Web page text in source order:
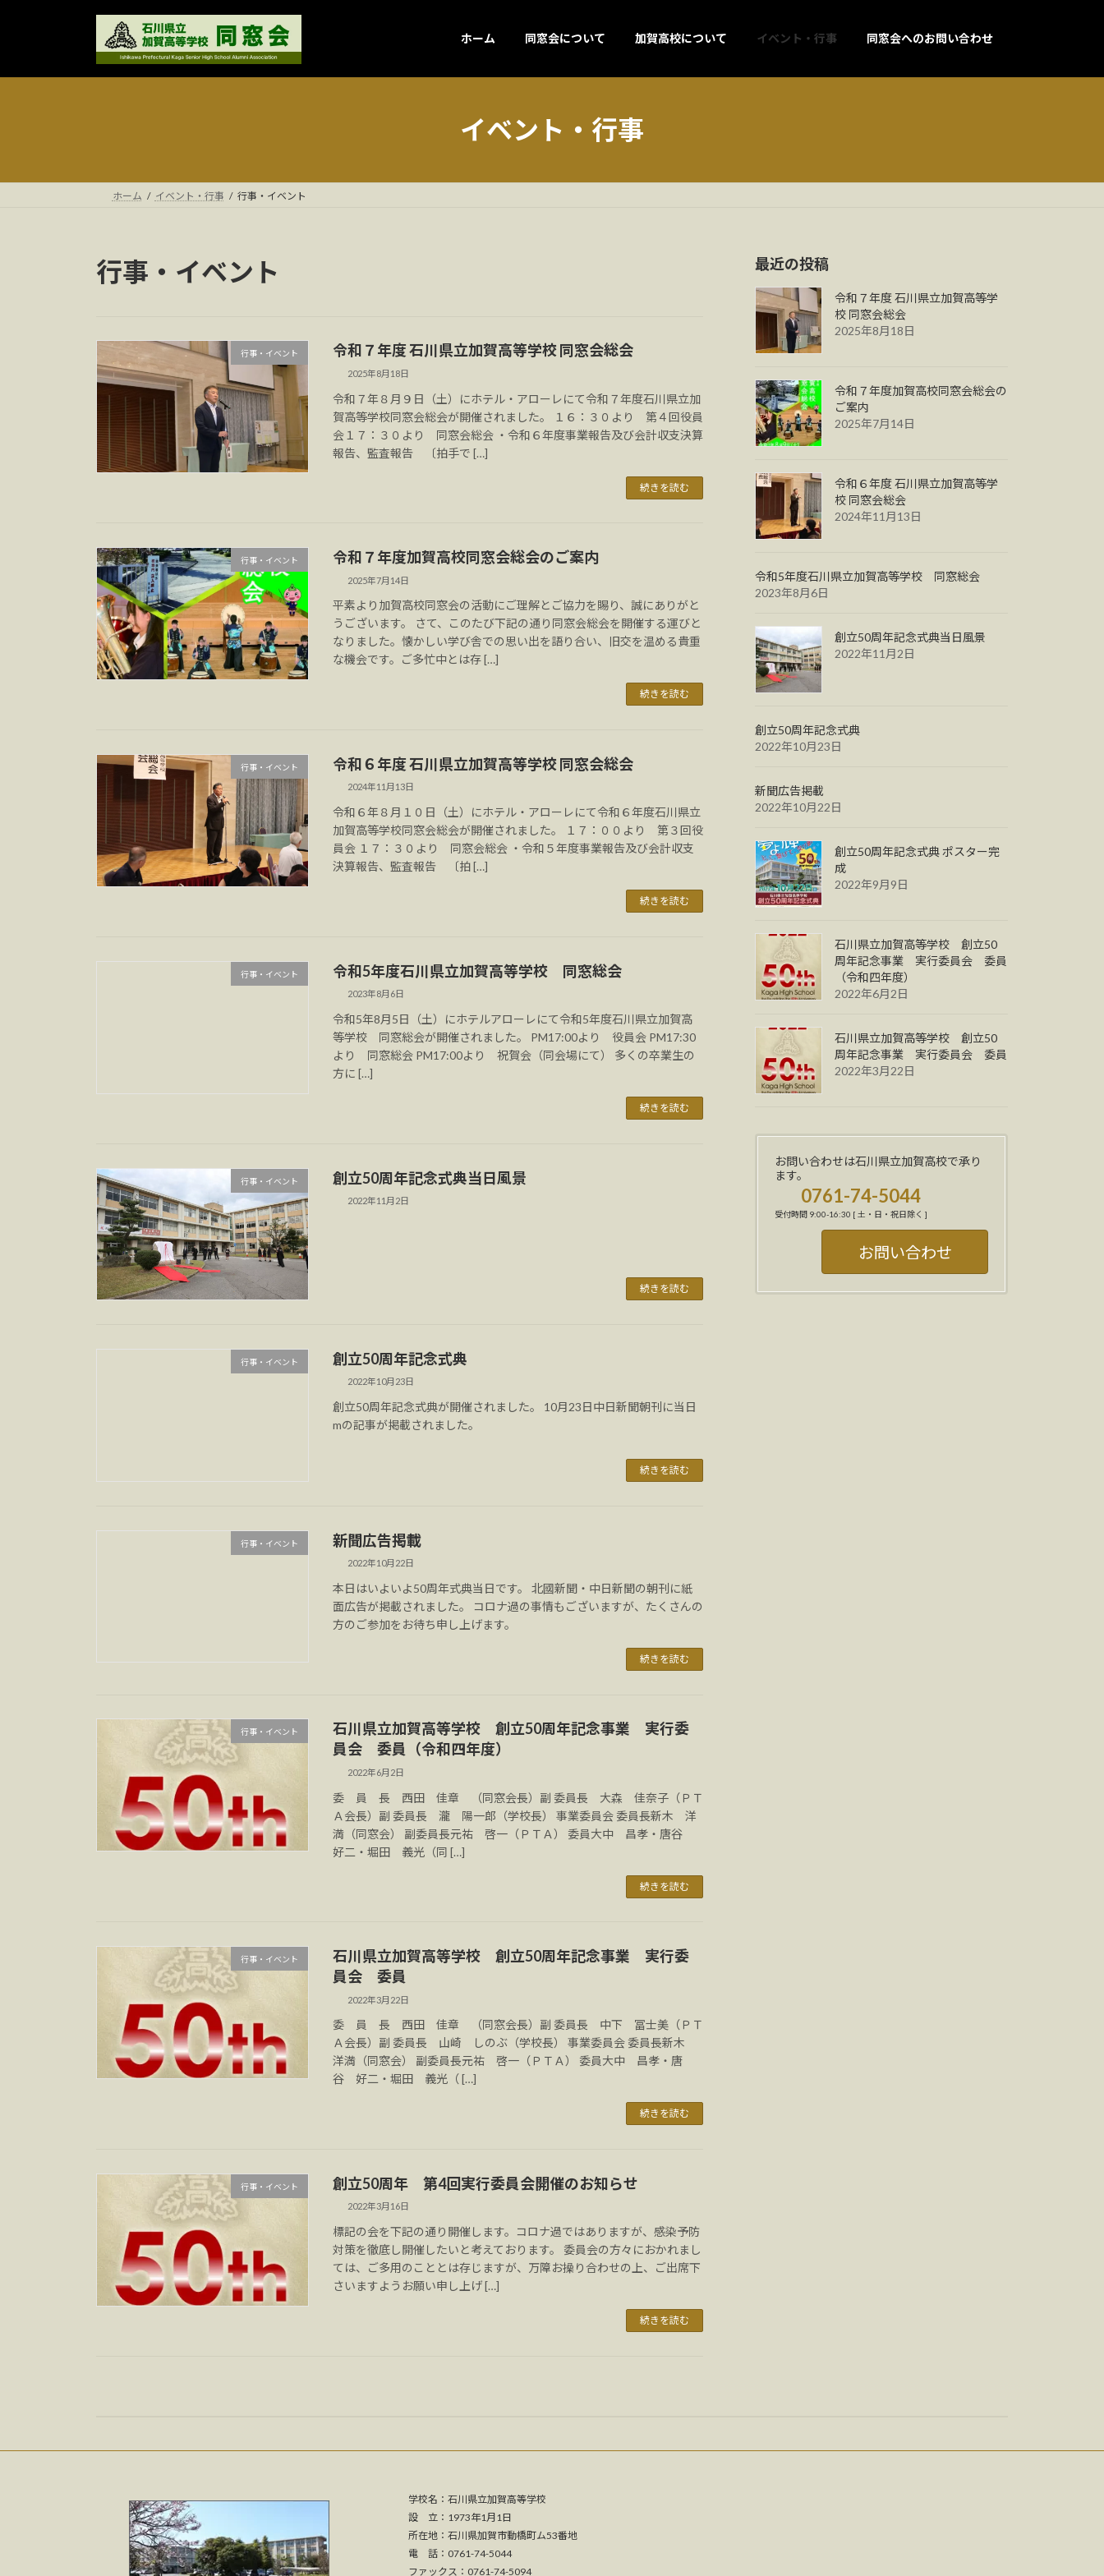
プ
動
ホーム 同窓会について 加賀高校について イベント・行事 同窓会へのお問い合わせ
イベント・行事
ホーム イベント・行事 行事・イベント
行事・イベント
行事・イベント 令和７年度 石川県立加賀高等学校 同窓会総会
2025年8月18日
令和７年８月９日（土）にホテル・アローレにて令和７年度石川県立加
賀高等学校同窓会総会が開催されました。 １６：３０より 第４回役員
会１７：３０より 同窓会総会 ・令和６年度事業報告及び会計収支決算
報告、監査報告 〔拍手で […]
続きを読む
行事・イベント 令和７年度加賀高校同窓会総会のご案内
2025年7月14日
平素より加賀高校同窓会の活動にご理解とご協力を賜り、誠にありがと
うございます。 さて、このたび下記の通り同窓会総会を開催する運びと
なりました。懐かしい学び舎での思い出を語り合い、旧交を温める貴重
な機会です。ご多忙中とは存 […]
続きを読む
行事・イベント 令和６年度 石川県立加賀高等学校 同窓会総会
2024年11月13日
令和６年８月１０日（土）にホテル・アローレにて令和６年度石川県立
加賀高等学校同窓会総会が開催されました。 １７：００より 第３回役
員会 １７：３０より 同窓会総会 ・令和５年度事業報告及び会計収支
決算報告、監査報告 〔拍 […]
続きを読む
行事・イベント 令和5年度石川県立加賀高等学校 同窓総会
2023年8月6日
令和5年8月5日（土）にホテルアローレにて令和5年度石川県立加賀高
等学校 同窓総会が開催されました。 PM17:00より 役員会 PM17:30
より 同窓総会 PM17:00より 祝賀会（同会場にて） 多くの卒業生の
方に […]
続きを読む
行事・イベント 創立50周年記念式典当日風景
2022年11月2日
続きを読む
行事・イベント 創立50周年記念式典
2022年10月23日
創立50周年記念式典が開催されました。 10月23日中日新聞朝刊に当日
mの記事が掲載されました。
続きを読む
行事・イベント 新聞広告掲載
2022年10月22日
本日はいよいよ50周年式典当日です。 北國新聞・中日新聞の朝刊に紙
面広告が掲載されました。 コロナ過の事情もございますが、たくさんの
方のご参加をお待ち申し上げます。
続きを読む
行事・イベント
石川県立加賀高等学校 創立50周年記念事業 実行委
員会 委員（令和四年度）
2022年6月2日
委 員 長 西田 佳章 （同窓会長）副 委員長 大森 佳奈子（ＰＴ
Ａ会長）副 委員長 瀧 陽一郎（学校長） 事業委員会 委員長新木 洋
満（同窓会） 副委員長元祐 啓一（ＰＴＡ） 委員大中 昌孝・唐谷
好二・堀田 義光（同 […]
続きを読む
行事・イベント
石川県立加賀高等学校 創立50周年記念事業 実行委
員会 委員
2022年3月22日
委 員 長 西田 佳章 （同窓会長）副 委員長 中下 冨士美（ＰＴ
Ａ会長）副 委員長 山崎 しのぶ（学校長） 事業委員会 委員長新木
洋満（同窓会） 副委員長元祐 啓一（ＰＴＡ） 委員大中 昌孝・唐
谷 好二・堀田 義光（ […]
続きを読む
行事・イベント 創立50周年 第4回実行委員会開催のお知らせ
2022年3月16日
標記の会を下記の通り開催します。コロナ過ではありますが、感染予防
対策を徹底し開催したいと考えております。 委員会の方々におかれまし
ては、ご多用のこととは存じますが、万障お操り合わせの上、ご出席下
さいますようお願い申し上げ […]
続きを読む
最近の投稿
令和７年度 石川県立加賀高等学
校 同窓会総会
2025年8月18日
令和７年度加賀高校同窓会総会の
ご案内
2025年7月14日
令和６年度 石川県立加賀高等学
校 同窓会総会
2024年11月13日
令和5年度石川県立加賀高等学校 同窓総会
2023年8月6日
創立50周年記念式典当日風景
2022年11月2日
創立50周年記念式典
2022年10月23日
新聞広告掲載
2022年10月22日
創立50周年記念式典 ポスター完
成
2022年9月9日
石川県立加賀高等学校 創立50
周年記念事業 実行委員会 委員
（令和四年度）
2022年6月2日
石川県立加賀高等学校 創立50
周年記念事業 実行委員会 委員
2022年3月22日
お問い合わせは石川県立加賀高校で承り
ます。
0761-74-5044
受付時間 9:00-16:30 [ 土・日・祝日除く ]
お問い合わせ
学校名：石川県立加賀高等学校
設 立：1973年1月1日
所在地：石川県加賀市動橋町ム53番地
電 話：0761-74-5044
ファックス：0761-74-5094